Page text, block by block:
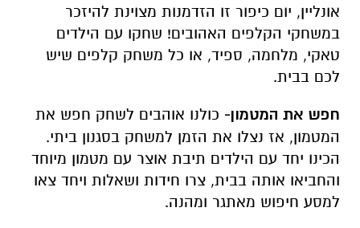
אונליין, יום כיפור זו הזדמנות מצוינת להיזכר
במשחקי הקלפים האהובים! שחקו עם הילדים
טאקי, מלחמה, ספיד, או כל משחק קלפים שיש
לכם בבית.
חפש את המטמון- כולנו אוהבים לשחק חפש את
המטמון, אז נצלו את הזמן למשחק בסגנון ביתי.
הכינו יחד עם הילדים תיבת אוצר עם מטמון מיוחד
והחביאו אותה בבית, צרו חידות ושאלות ויחד צאו
למסע חיפוש מאתגר ומהנה.